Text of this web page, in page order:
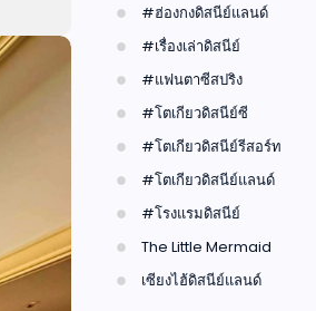
#ฮ่องกงดิสนีย์แลนด์
#เรื่องเล่าดิสนีย์
#แฟนตาซีสปริง
#โตเกียวดิสนีย์ซี
#โตเกียวดิสนีย์รีสอร์ท
#โตเกียวดิสนีย์แลนด์
#โรงแรมดิสนีย์
The Little Mermaid
เซียงไฮ้ดิสนีย์แลนด์